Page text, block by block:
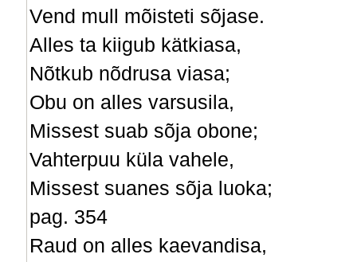
Vend mull mõisteti sõjase.
Alles ta kiigub kätkiasa,
Nõtkub nõdrusa viasa;
Obu on alles varsusila,
Missest suab sõja obone;
Vahterpuu küla vahele,
Missest suanes sõja luoka;
pag. 354
Raud on alles kaevandisa,